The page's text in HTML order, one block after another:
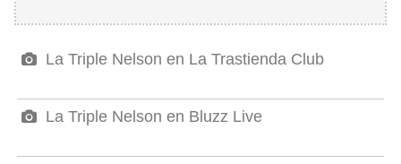
La Triple Nelson en La Trastienda Club
La Triple Nelson en Bluzz Live